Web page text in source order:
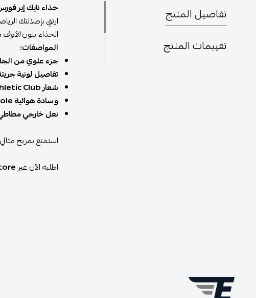
تفاصيل المنتج
تقييمات المنتج
حذاء نايك إير فورس 1 لو أثليتيك كلوب - سايل × أورانج
ارتقِ بإطلالتك
الحذاء بلون
المواصفات:
جزء علوي من
تفاصيل لونية
شعار Nike Athletic Club
وسادة هوائية Air-Sole
نعل خارجي
استمتع بمزيج
اطلبه الآن عبر